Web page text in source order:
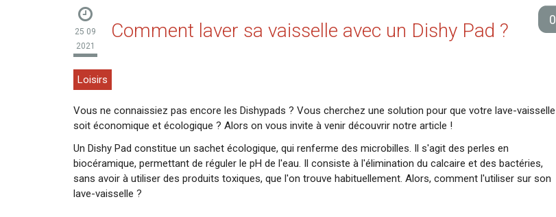
25 09
2021
Comment laver sa vaisselle avec un Dishy Pad ? 0
Loisirs
Vous ne connaissiez pas encore les Dishypads ? Vous cherchez une solution pour que votre lave-vaisselle
soit économique et écologique ? Alors on vous invite à venir découvrir notre article !
Un Dishy Pad constitue un sachet écologique, qui renferme des microbilles. Il s'agit des perles en
biocéramique, permettant de réguler le pH de l'eau. Il consiste à l'élimination du calcaire et des bactéries,
sans avoir à utiliser des produits toxiques, que l'on trouve habituellement. Alors, comment l'utiliser sur son
lave-vaisselle ?